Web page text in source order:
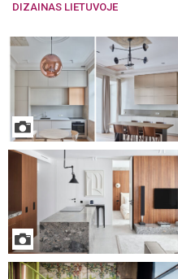
DIZAINAS LIETUVOJE